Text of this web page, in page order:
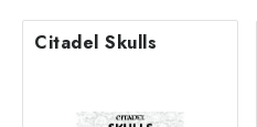
Citadel Skulls